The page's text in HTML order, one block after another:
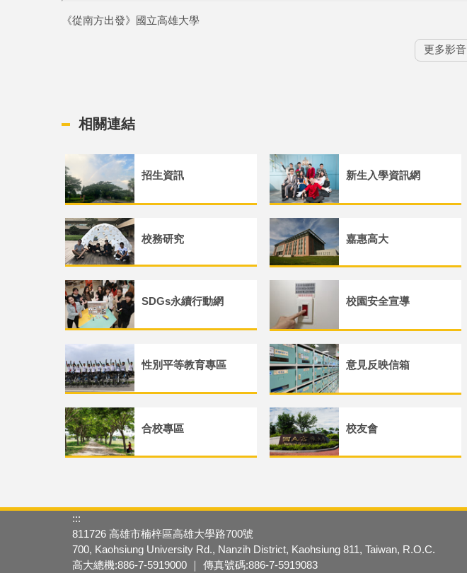
《從南方出發》國立高雄大學
更多影音
相關連結
招生資訊 新生入學資訊網
校務研究 嘉惠高大
SDGs永續行動網 校園安全宣導
性別平等教育專區 意見反映信箱
合校專區 校友會
:::
811726 高雄市楠梓區高雄大學路700號
700, Kaohsiung University Rd., Nanzih District, Kaohsiung 811, Taiwan, R.O.C.
高大總機:886-7-5919000 ｜ 傳真號碼:886-7-5919083